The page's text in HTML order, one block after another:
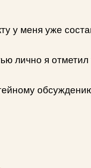
у меня уже
я отметил